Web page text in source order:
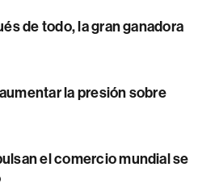
de todo, la gran ganadora
la presión sobre
el comercio mundial se